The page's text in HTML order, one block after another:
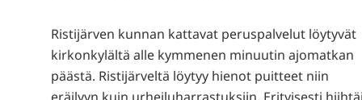
Ristijärven kunnan kattavat peruspalvelut löytyvät
kirkonkylältä alle kymmenen minuutin ajomatkan
päästä. Ristijärveltä löytyy hienot puitteet niin